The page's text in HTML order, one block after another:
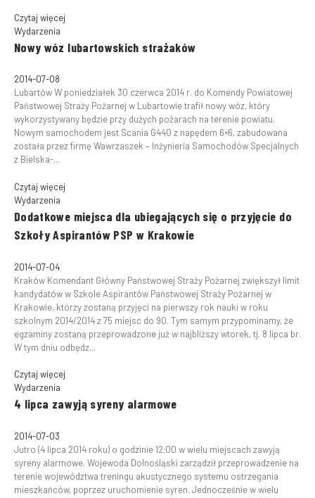
Czytaj więcej
Wydarzenia
Nowy wóz lubartowskich strażaków
2014-07-08
Lubartów W poniedziałek 30 czerwca 2014 r. do Komendy Powiatowej
Państwowej Straży Pożarnej w Lubartowie trafił nowy wóz, który
wykorzystywany będzie przy dużych pożarach na terenie powiatu.
Nowym samochodem jest Scania G440 z napędem 6×6, zabudowana
została przez firmę Wawrzaszek – Inżynieria Samochodów Specjalnych
z Bielska-...
Czytaj więcej
Wydarzenia
Dodatkowe miejsca dla ubiegających się o przyjęcie do
Szkoły Aspirantów PSP w Krakowie
2014-07-04
Kraków Komendant Główny Państwowej Straży Pożarnej zwiększył limit
kandydatów w Szkole Aspirantów Państwowej Straży Pożarnej w
Krakowie, którzy zostaną przyjęci na pierwszy rok nauki w roku
szkolnym 2014/2014 z 75 miejsc do 90. Tym samym przypominamy, że
egzaminy zostaną przeprowadzone już w najbliższy wtorek, tj. 8 lipca br.
W tym dniu odbędz...
Czytaj więcej
Wydarzenia
4 lipca zawyją syreny alarmowe
2014-07-03
Jutro (4 lipca 2014 roku) o godzinie 12:00 w wielu miejscach zawyją
syreny alarmowe. Wojewoda Dolnośląski zarządził przeprowadzenie na
terenie województwa treningu akustycznego systemu ostrzegania
mieszkańców, poprzez uruchomienie syren. Jednocześnie w wielu